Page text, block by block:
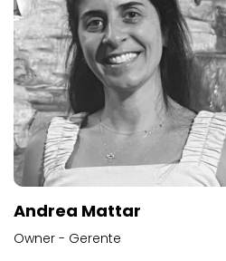
Andrea Mattar
Owner - Gerente